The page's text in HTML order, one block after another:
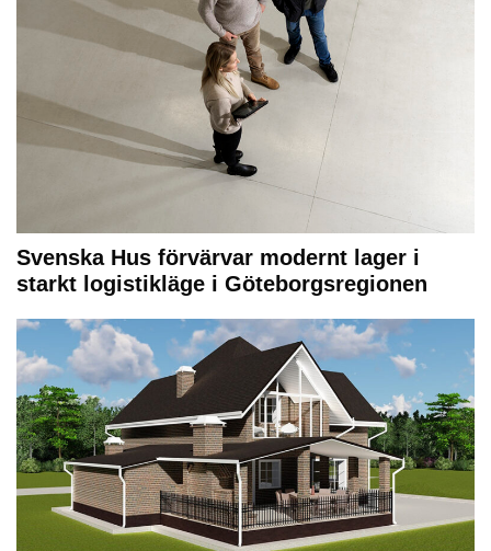
Svenska Hus förvärvar modernt lager i
starkt logistikläge i Göteborgsregionen